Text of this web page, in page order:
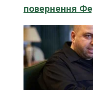
повернення